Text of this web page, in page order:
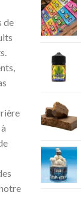
de